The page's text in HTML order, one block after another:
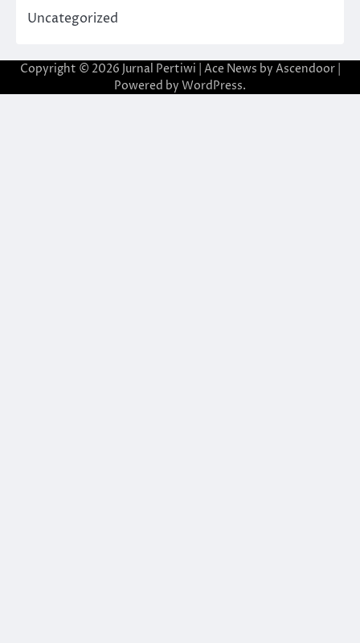
Uncategorized
Copyright © 2026 Jurnal Pertiwi | Ace News by Ascendoor|
Powered by WordPress.